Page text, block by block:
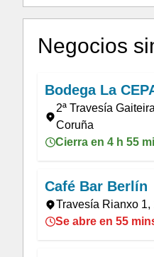
Negocios
Bodega La
2ª Travesía
Coruña
Cierra en 4 h 55
Café Bar Berlín
Travesía Rianxo 1,
Se abre en 55